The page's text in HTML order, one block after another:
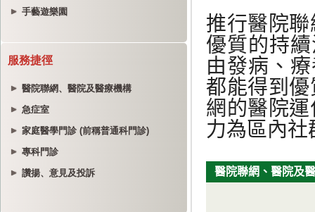
手藝遊樂園
服務捷徑
醫院聯網、醫院及醫療機構
急症室
家庭醫學門診 (前稱普通科門診)
專科門診
讚揚、意見及投訴